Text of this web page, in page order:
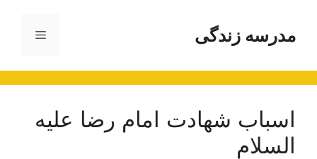
محتوامدرسه زندگی فهرست
اسباب شهادت امام رضا علیه
السلام